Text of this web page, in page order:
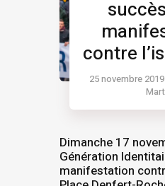
contre
à
25 novembre 2019
Dimanche 17
Génération
manifestation